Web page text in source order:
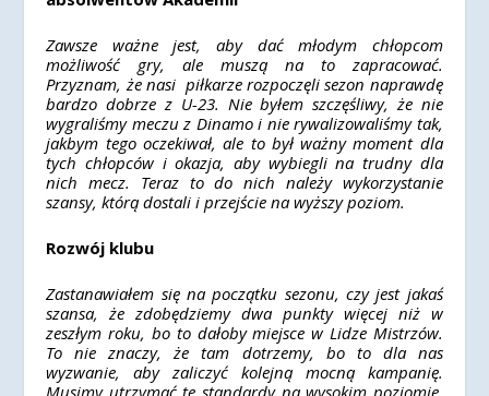
Zawsze ważne jest, aby dać młodym chłopcom
możliwość gry, ale muszą na to zapracować.
Przyznam, że nasi piłkarze rozpoczęli sezon naprawdę
bardzo dobrze z U-23. Nie byłem szczęśliwy, że nie
wygraliśmy meczu z Dinamo i nie rywalizowaliśmy tak,
jakbym tego oczekiwał, ale to był ważny moment dla
tych chłopców i okazja, aby wybiegli na trudny dla
nich mecz. Teraz to do nich należy wykorzystanie
szansy, którą dostali i przejście na wyższy poziom.
Rozwój klubu
Zastanawiałem się na początku sezonu, czy jest jakaś
szansa, że ​​zdobędziemy dwa punkty więcej niż w
zeszłym roku, bo to dałoby miejsce w Lidze Mistrzów.
To nie znaczy, że tam dotrzemy, bo to dla nas
wyzwanie, aby zaliczyć kolejną mocną kampanię.
Musimy utrzymać te standardy na wysokim poziomie.